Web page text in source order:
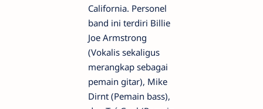
California. Personel
band ini terdiri Billie
Joe Armstrong
(Vokalis sekaligus
merangkap sebagai
pemain gitar), Mike
Dirnt (Pemain bass),